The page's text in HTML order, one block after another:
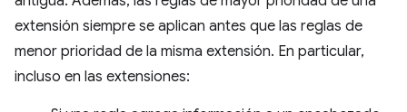
extensión siempre se aplican antes que las reglas de
menor prioridad de la misma extensión. En particular,
incluso en las extensiones: